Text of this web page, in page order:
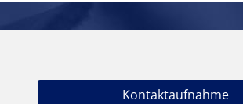
Kontaktaufnahme